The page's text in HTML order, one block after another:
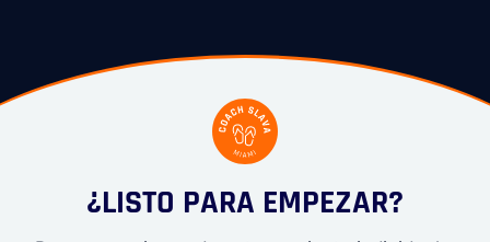
¿LISTO PARA EMPEZAR?